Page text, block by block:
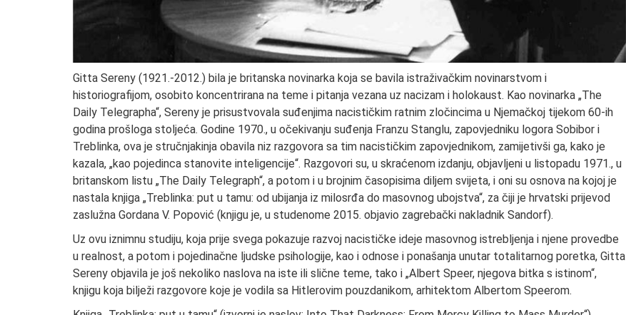
Gitta Sereny (1921.-2012.) bila je britanska novinarka koja se bavila istraživačkim novinarstvom i
historiografijom, osobito koncentrirana na teme i pitanja vezana uz nacizam i holokaust. Kao novinarka „The
Daily Telegrapha“, Sereny je prisustvovala suđenjima nacističkim ratnim zločincima u Njemačkoj tijekom 60-ih
godina prošloga stoljeća. Godine 1970., u očekivanju suđenja Franzu Stanglu, zapovjedniku logora Sobibor i
Treblinka, ova je stručnjakinja obavila niz razgovora sa tim nacističkim zapovjednikom, zamijetivši ga, kako je
kazala, „kao pojedinca stanovite inteligencije“. Razgovori su, u skraćenom izdanju, objavljeni u listopadu 1971., u
britanskom listu „The Daily Telegraph“, a potom i u brojnim časopisima diljem svijeta, i oni su osnova na kojoj je
nastala knjiga „Treblinka: put u tamu: od ubijanja iz milosrđa do masovnog ubojstva“, za čiji je hrvatski prijevod
zaslužna Gordana V. Popović (knjigu je, u studenome 2015. objavio zagrebački nakladnik Sandorf).
Uz ovu iznimnu studiju, koja prije svega pokazuje razvoj nacističke ideje masovnog istrebljenja i njene provedbe
u realnost, a potom i pojedinačne ljudske psihologije, kao i odnose i ponašanja unutar totalitarnog poretka, Gitta
Sereny objavila je još nekoliko naslova na iste ili slične teme, tako i „Albert Speer, njegova bitka s istinom“,
knjigu koja bilježi razgovore koje je vodila sa Hitlerovim pouzdanikom, arhitektom Albertom Speerom.